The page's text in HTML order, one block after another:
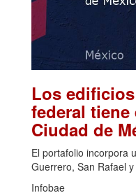
Los
federal tiene
Ciudad de
El portafolio incorpora
Guerrero, San Rafael
Infobae